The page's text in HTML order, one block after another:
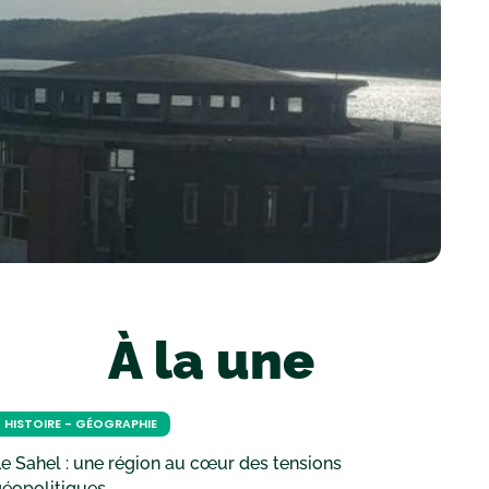
À la une
HISTOIRE - GÉOGRAPHIE
Sahel : une région au cœur des tensions